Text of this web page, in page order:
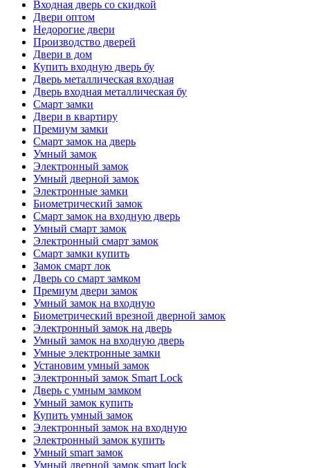
Входная дверь со скидкой
Двери оптом
Недорогие двери
Производство дверей
Двери в дом
Купить входную дверь бу
Дверь металлическая входная
Дверь входная металлическая бу
Смарт замки
Двери в квартиру
Премиум замки
Смарт замок на дверь
Умный замок
Электронный замок
Умный дверной замок
Электронные замки
Биометрический замок
Смарт замок на входную дверь
Умный смарт замок
Электронный смарт замок
Смарт замки купить
Замок смарт лок
Дверь со смарт замком
Премиум двери замок
Умный замок на входную
Биометрический врезной дверной замок
Электронный замок на дверь
Умный замок на входную дверь
Умные электронные замки
Установим умный замок
Электронный замок Smart Lock
Дверь с умным замком
Умный замок купить
Купить умный замок
Электронный замок на входную
Электронный замок купить
Умный smart замок
Умный дверной замок smart lock